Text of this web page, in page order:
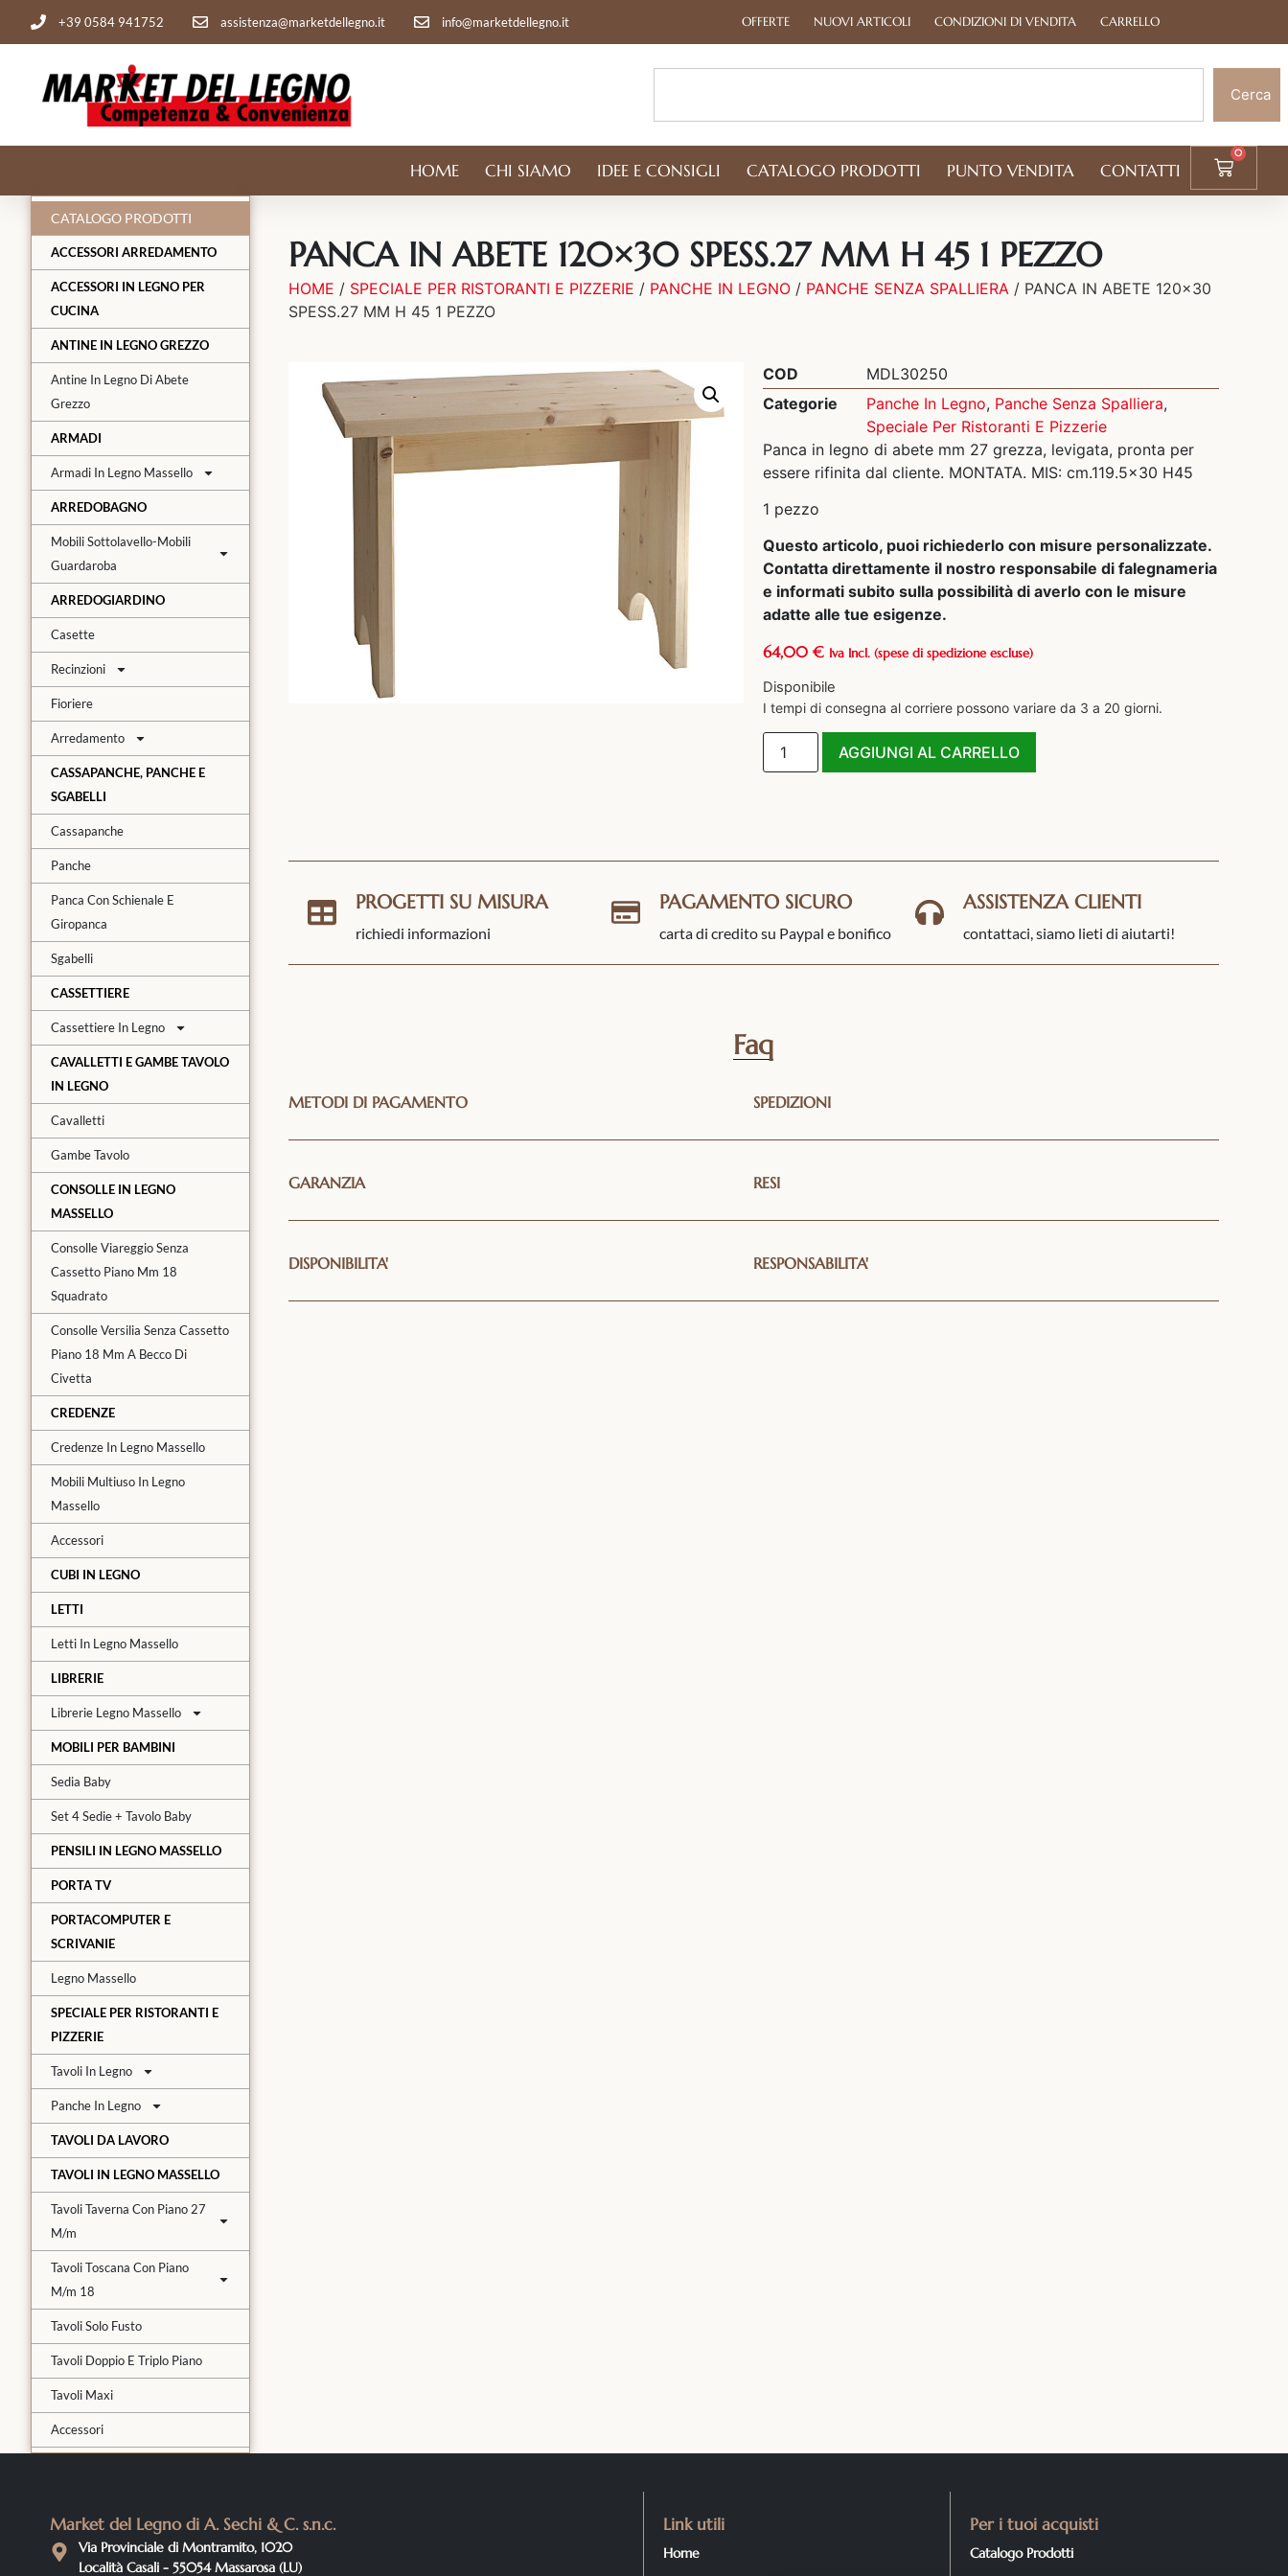
+39 0584 941752 assistenza@marketdellegno.it info@marketdellegno.it OFFERTE NUOVI ARTICOLI CONDIZIONI DI VENDITA CARRELLO
Cerca
HOME CHI SIAMO IDEE E CONSIGLI CATALOGO PRODOTTI PUNTO VENDITA CONTATTI
0
CATALOGO PRODOTTI
ACCESSORI ARREDAMENTO
ACCESSORI IN LEGNO PER
CUCINA
ANTINE IN LEGNO GREZZO
Antine In Legno Di Abete
Grezzo
ARMADI
Armadi In Legno Massello
ARREDOBAGNO
Mobili Sottolavello-Mobili
Guardaroba
ARREDOGIARDINO
Casette
Recinzioni
Fioriere
Arredamento
CASSAPANCHE, PANCHE E
SGABELLI
Cassapanche
Panche
Panca Con Schienale E
Giropanca
Sgabelli
CASSETTIERE
Cassettiere In Legno
CAVALLETTI E GAMBE TAVOLO
IN LEGNO
Cavalletti
Gambe Tavolo
CONSOLLE IN LEGNO
MASSELLO
Consolle Viareggio Senza
Cassetto Piano Mm 18
Squadrato
Consolle Versilia Senza Cassetto
Piano 18 Mm A Becco Di
Civetta
CREDENZE
Credenze In Legno Massello
Mobili Multiuso In Legno
Massello
Accessori
CUBI IN LEGNO
LETTI
Letti In Legno Massello
LIBRERIE
Librerie Legno Massello
MOBILI PER BAMBINI
Sedia Baby
Set 4 Sedie + Tavolo Baby
PENSILI IN LEGNO MASSELLO
PORTA TV
PORTACOMPUTER E
SCRIVANIE
Legno Massello
SPECIALE PER RISTORANTI E
PIZZERIE
Tavoli In Legno
Panche In Legno
TAVOLI DA LAVORO
TAVOLI IN LEGNO MASSELLO
Tavoli Taverna Con Piano 27
M/m
Tavoli Toscana Con Piano
M/m 18
Tavoli Solo Fusto
Tavoli Doppio E Triplo Piano
Tavoli Maxi
Accessori
PANCA IN ABETE 120×30 SPESS.27 MM H 45 1 PEZZO
HOME / SPECIALE PER RISTORANTI E PIZZERIE / PANCHE IN LEGNO/ PANCHE SENZA SPALLIERA / PANCA IN ABETE 120×30
SPESS.27 MM H 45 1 PEZZO
COD
MDL30250
Categorie
Panche In Legno, Panche Senza Spalliera,
Speciale Per Ristoranti E Pizzerie
Panca in legno di abete mm 27 grezza, levigata, pronta per
essere rifinita dal cliente. MONTATA. MIS: cm.119.5×30 H45
1 pezzo
Questo articolo, puoi richiederlo con misure personalizzate.
Contatta direttamente il nostro responsabile di falegnameria
e informati subito sulla possibilità di averlo con le misure
adatte alle tue esigenze.
64,00€ Iva Incl. (spese di spedizione escluse)
Disponibile
I tempi di consegna al corriere possono variare da 3 a 20 giorni.
AGGIUNGI AL CARRELLO
PROGETTI SU MISURA
richiedi informazioni
PAGAMENTO SICURO
carta di credito su Paypal e bonifico
ASSISTENZA CLIENTI
contattaci, siamo lieti di aiutarti!
Faq
METODI DI PAGAMENTO
GARANZIA
DISPONIBILITA'
SPEDIZIONI
RESI
RESPONSABILITA'
Market del Legno di A. Sechi & C. s.n.c.
Via Provinciale di Montramito, 1020
Località Casali - 55054 Massarosa (LU)
Link utili
Home
Per i tuoi acquisti
Catalogo Prodotti